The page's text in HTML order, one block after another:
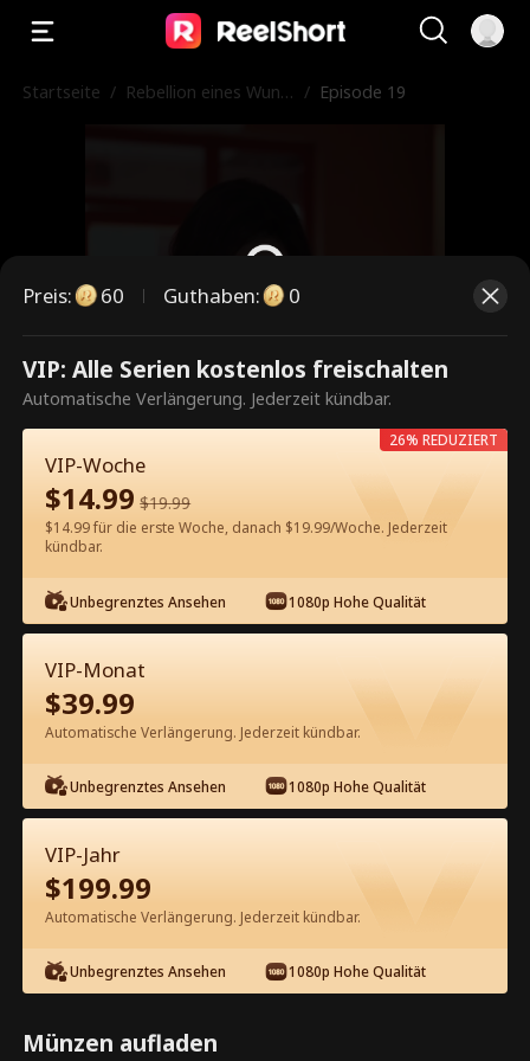
Startseite / Rebellion eines Wund / Episode 19
Dies ist eine kostenpflichtige
Episode. Bitte entsperren, um
60 Jetzt entsperren
Kostenlos in der App ansehen
Episode 19 - Rebellion eines
Wunderkinds Kompletter Film
1-50 51-70
19 20 21 22 23
Preis: 60 Guthaben: 0
VIP: Alle Serien kostenlos freischalten
Automatische Verlängerung. Jederzeit kündbar.
VIP-Woche
$14.99 $19.99
$14.99 für die erste Woche, danach $19.99/Woche. Jederzeit
kündbar.
Unbegrenztes Ansehen 1080p Hohe Qualität
26% REDUZIERT
VIP-Monat
$39.99
Automatische Verlängerung. Jederzeit kündbar.
Unbegrenztes Ansehen 1080p Hohe Qualität
VIP-Jahr
$199.99
Automatische Verlängerung. Jederzeit kündbar.
Unbegrenztes Ansehen 1080p Hohe Qualität
Münzen aufladen